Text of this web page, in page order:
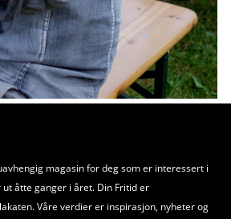
magasin for deg som er interessert i
åtte ganger i året. Din Fritid er
Våre verdier er inspirasjon, nyheter og